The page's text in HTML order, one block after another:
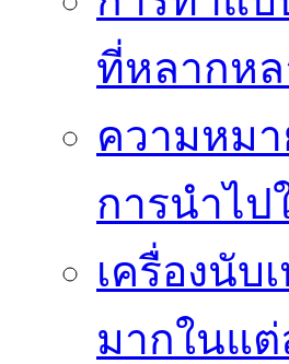
ที่หลากหล
ความหมา
การนำไป
เครื่องนั
มากในแ